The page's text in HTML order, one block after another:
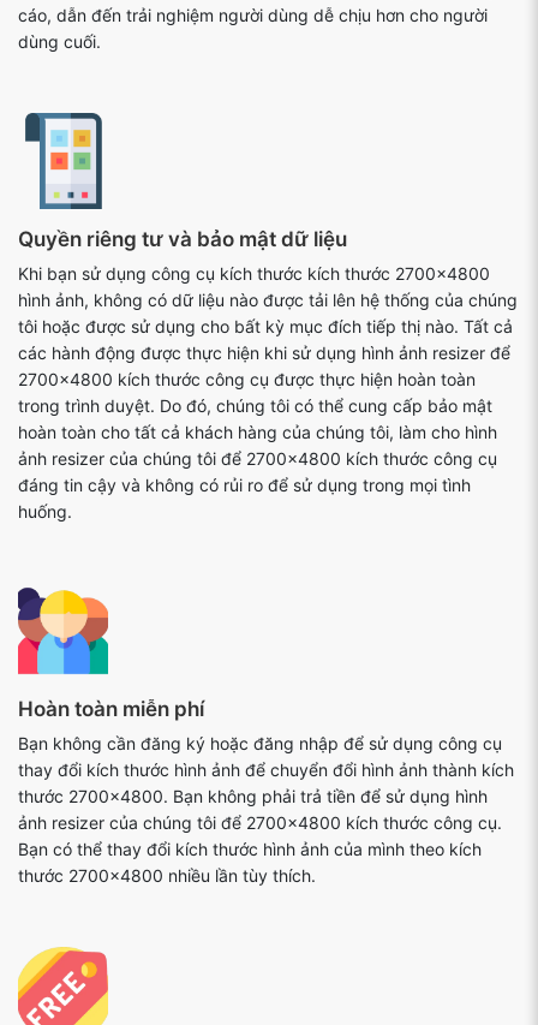
cáo, dẫn đến trải nghiệm người dùng dễ chịu hơn cho người
dùng cuối.
Quyền riêng tư và bảo mật dữ liệu
Khi bạn sử dụng công cụ kích thước kích thước 2700x4800
hình ảnh, không có dữ liệu nào được tải lên hệ thống của chúng
tôi hoặc được sử dụng cho bất kỳ mục đích tiếp thị nào. Tất cả
các hành động được thực hiện khi sử dụng hình ảnh resizer để
2700x4800 kích thước công cụ được thực hiện hoàn toàn
trong trình duyệt. Do đó, chúng tôi có thể cung cấp bảo mật
hoàn toàn cho tất cả khách hàng của chúng tôi, làm cho hình
ảnh resizer của chúng tôi để 2700x4800 kích thước công cụ
đáng tin cậy và không có rủi ro để sử dụng trong mọi tình
huống.
Hoàn toàn miễn phí
Bạn không cần đăng ký hoặc đăng nhập để sử dụng công cụ
thay đổi kích thước hình ảnh để chuyển đổi hình ảnh thành kích
thước 2700x4800. Bạn không phải trả tiền để sử dụng hình
ảnh resizer của chúng tôi để 2700x4800 kích thước công cụ.
Bạn có thể thay đổi kích thước hình ảnh của mình theo kích
thước 2700x4800 nhiều lần tùy thích.